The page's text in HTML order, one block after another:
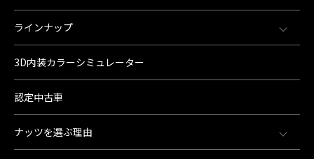
ラインナップ
3D内装カラーシミュレーター
認定中古車
ナッツを選ぶ理由